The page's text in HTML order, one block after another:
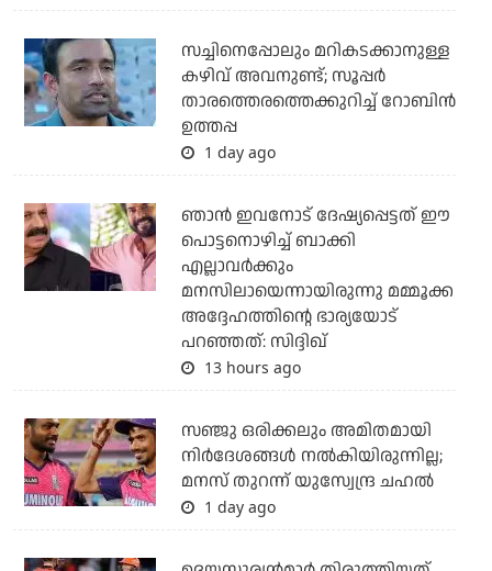
സച്ചിനെപ്പോലും മറികടക്കാനുള്ള
കഴിവ് അവനുണ്ട്; സൂപ്പര്‍
താരത്തെരത്തെക്കുറിച്ച് റോബിന്‍
ഉത്തപ്പ
1 day ago
ഞാന്‍ ഇവനോട് ദേഷ്യപ്പെട്ടത് ഈ
പൊട്ടനൊഴിച്ച് ബാക്കി
എല്ലാവര്‍ക്കും
മനസിലായെന്നായിരുന്നു മമ്മൂക്ക
അദ്ദേഹത്തിന്റെ ഭാര്യയോട്
പറഞ്ഞത്: സിദ്ദിഖ്
13 hours ago
സഞ്ജു ഒരിക്കലും അമിതമായി
നിര്‍ദേശങ്ങള്‍ നല്‍കിയിരുന്നില്ല;
മനസ് തുറന്ന് യുസ്വേന്ദ്ര ചഹല്‍
1 day ago